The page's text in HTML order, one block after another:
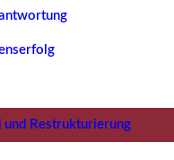
und Restrukturierung